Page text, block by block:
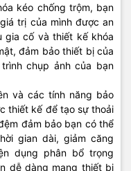
kéo chống trộm, bạn
trị của mình được an
gia cố và thiết kế khóa
đảm bảo thiết bị của
chụp ảnh của bạn
và các tính năng bảo
thiết kế để tạo sự thoải
đảm bảo bạn có thể
gian dài, giảm căng
dụng phân bổ trọng
dễ dàng mang thiết bị